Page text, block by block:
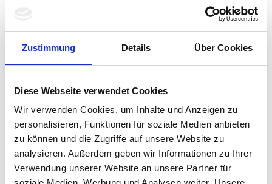
Zustimmung Details Über Cookies
Diese Webseite verwendet Cookies
Wir verwenden Cookies, um Inhalte und Anzeigen zu
personalisieren, Funktionen für soziale Medien anbieten
zu können und die Zugriffe auf unsere Website zu
analysieren. Außerdem geben wir Informationen zu Ihrer
Verwendung unserer Website an unsere Partner für
Der andere und viel wichtigere ist, dass es ganz
entscheidend ist, in der Frage nach Best Practices und
neuen Funktionen immer auf dem aktuellsten Stand zu
mit gutem Beispiel voran gehen, ist darum
Gerade durch den Best Practice-Ansatz, auf dem die
vier offiziellen Umbraco-Trainings basieren, bedeutet
das, dass unsere Entwickler und Designer mit
maximalem Umbraco-Knowhow für die hohen
Kundenanforderungen bei unternehmenskritischen